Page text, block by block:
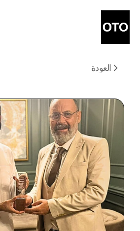
العودة